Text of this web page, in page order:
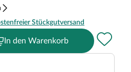
Stückgutversand
In den Warenkorb